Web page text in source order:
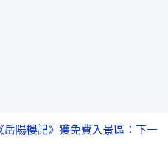
陽樓記》獲免費入景區：下一